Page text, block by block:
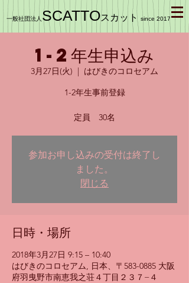
一般社団法人 SCATTOスカット since 2017
1-2年生申込み
3月27日(火)
  |
はびきのコロセアム
1-2年生事前登録
定員 30名
参加お申し込みの受付は終了し
ました。
閉じる
日時・場所
2018年3月27日 9:15 – 10:40
はびきのコロセアム, 日本、〒583-0885 大阪
府羽曳野市南恵我之荘４丁目２３７−４